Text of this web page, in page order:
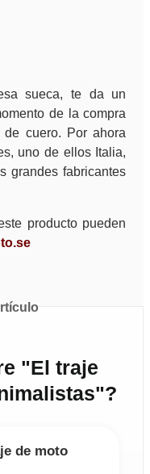
sueca, te da un
de la compra
cuero. Por ahora
uno de ellos Italia,
grandes fabricantes
producto pueden
"El traje
de moto